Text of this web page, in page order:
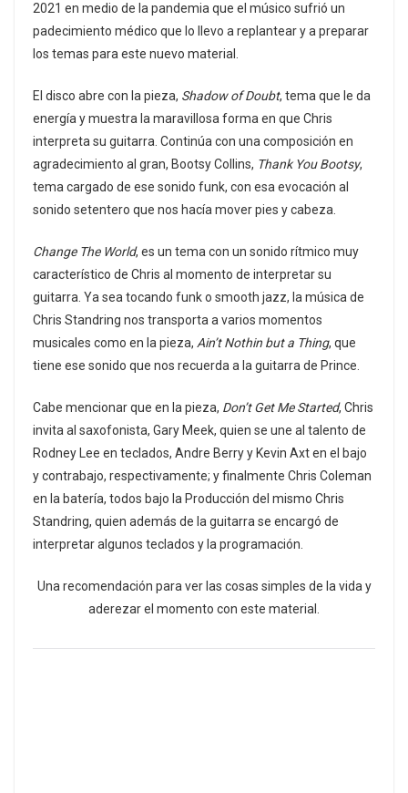
2021 en medio de la pandemia que el músico sufrió un
padecimiento médico que lo llevo a replantear y a preparar
los temas para este nuevo material.
El disco abre con la pieza, Shadow of Doubt, tema que le da
energía y muestra la maravillosa forma en que Chris
interpreta su guitarra. Continúa con una composición en
agradecimiento al gran, Bootsy Collins, Thank You Bootsy,
tema cargado de ese sonido funk, con esa evocación al
sonido setentero que nos hacía mover pies y cabeza.
Change The World, es un tema con un sonido rítmico muy
característico de Chris al momento de interpretar su
guitarra. Ya sea tocando funk o smooth jazz, la música de
Chris Standring nos transporta a varios momentos
musicales como en la pieza, Ain’t Nothin but a Thing, que
tiene ese sonido que nos recuerda a la guitarra de Prince.
Cabe mencionar que en la pieza, Don’t Get Me Started, Chris
invita al saxofonista, Gary Meek, quien se une al talento de
Rodney Lee en teclados, Andre Berry y Kevin Axt en el bajo
y contrabajo, respectivamente; y finalmente Chris Coleman
en la batería, todos bajo la Producción del mismo Chris
Standring, quien además de la guitarra se encargó de
interpretar algunos teclados y la programación.
Una recomendación para ver las cosas simples de la vida y
aderezar el momento con este material.